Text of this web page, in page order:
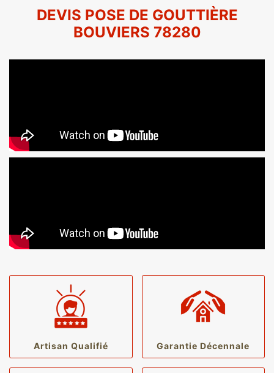
DEVIS POSE DE GOUTTIÈRE
BOUVIERS 78280
Artisan Qualifié Garantie Décennale